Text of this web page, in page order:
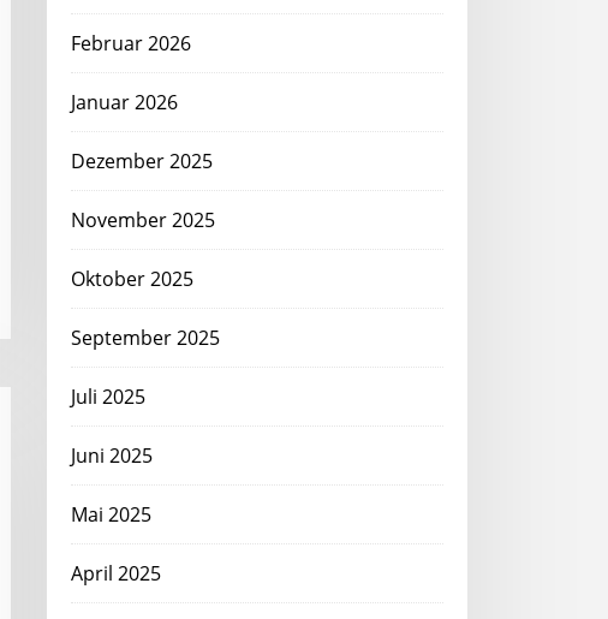
Februar 2026
Januar 2026
Dezember 2025
November 2025
Oktober 2025
September 2025
Juli 2025
Juni 2025
Mai 2025
April 2025